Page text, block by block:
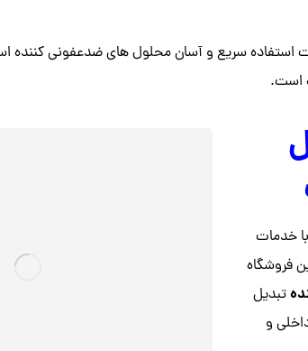
استفاده سریع و آسان محلول های ضدعفونی کننده
است.
خدمات
فروشگاه
تبدیل
و